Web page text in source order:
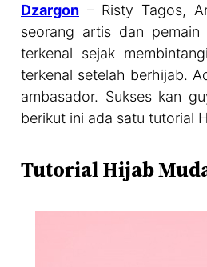
Dzargon – Risty Tagos,
seorang artis dan
terkenal sejak
terkenal setelah berhijab.
ambasador. Sukses kan
berikut ini ada satu tutorial
Tutorial Hijab